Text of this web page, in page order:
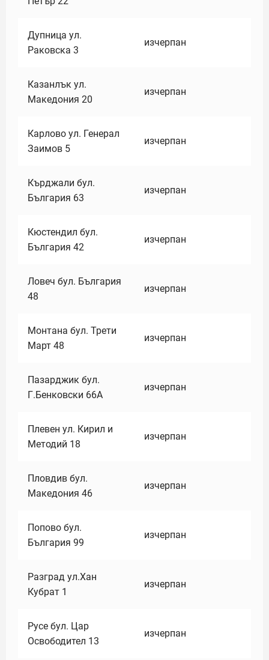
Дупница ул.
Раковска 3
изчерпан
Казанлък ул.
Македония 20
изчерпан
Карлово ул. Генерал
Заимов 5
изчерпан
Кърджали бул.
България 63
изчерпан
Кюстендил бул.
България 42
изчерпан
Ловеч бул. България
48
изчерпан
Монтана бул. Трети
Март 48
изчерпан
Пазарджик бул.
Г.Бенковски 66А
изчерпан
Плевен ул. Кирил и
Методий 18
изчерпан
Пловдив бул.
Македония 46
изчерпан
Попово бул.
България 99
изчерпан
Разград ул.Хан
Кубрат 1
изчерпан
Русе бул. Цар
Освободител 13
изчерпан